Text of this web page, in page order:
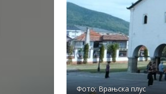
Фото: Врањска плус